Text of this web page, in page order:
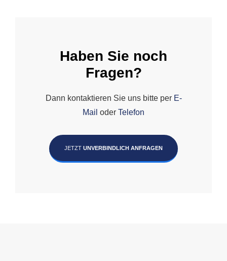
Haben Sie noch
Fragen?
Dann kontaktieren Sie uns bitte per E-
Mail oder Telefon
JETZT UNVERBINDLICH ANFRAGEN